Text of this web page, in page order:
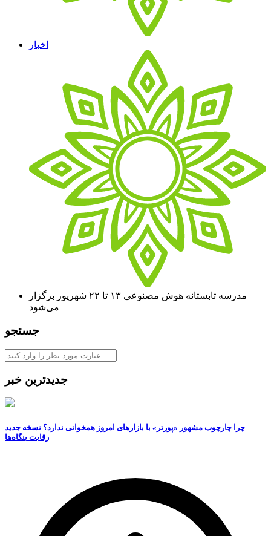
اخبار
مدرسه تابستانه هوش مصنوعی ۱۳ تا ۲۲ شهریور برگزار
می‌شود
جستجو
جدیدترین خبر
چرا چارچوب مشهور «پورتر» با بازارهای امروز همخوانی ندارد؟ نسخه جدید
رقابت‌ بنگاه‌ها